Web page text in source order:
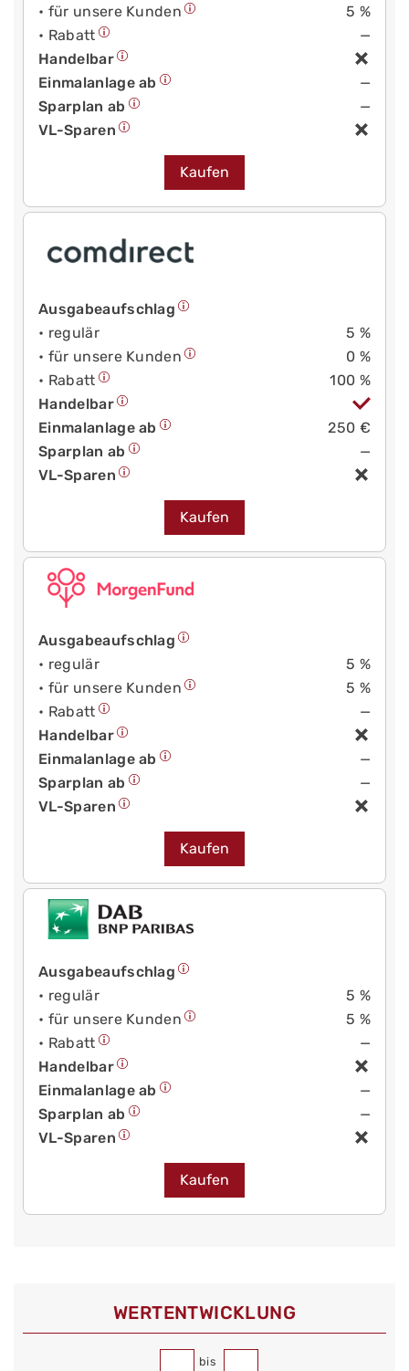
• für unsere Kunden
5 %
• Rabatt
—
Handelbar
Einmalanlage ab
—
Sparplan ab
—
VL-Sparen
Kaufen
Ausgabeaufschlag
• regulär
5 %
• für unsere Kunden
0 %
• Rabatt
100 %
Handelbar
Einmalanlage ab
250 €
Sparplan ab
—
VL-Sparen
Kaufen
Ausgabeaufschlag
• regulär
5 %
• für unsere Kunden
5 %
• Rabatt
—
Handelbar
Einmalanlage ab
—
Sparplan ab
—
VL-Sparen
Kaufen
Ausgabeaufschlag
• regulär
5 %
• für unsere Kunden
5 %
• Rabatt
—
Handelbar
Einmalanlage ab
—
Sparplan ab
—
VL-Sparen
Kaufen
WERT­ENTWICKLUNG
bis